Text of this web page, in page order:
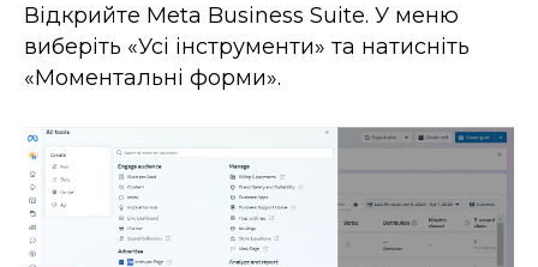
Відкрийте Meta Business Suite. У меню
виберіть «Усі інструменти» та натисніть
«Моментальні форми».